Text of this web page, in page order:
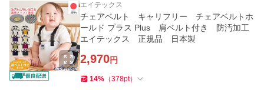
エイテックス
チェアベルト キャリフリー チェアベルトホ
ールド プラス Plus 肩ベルト付き 防汚加工
エイテックス 正規品 日本製
2,970円
14% （378pt）